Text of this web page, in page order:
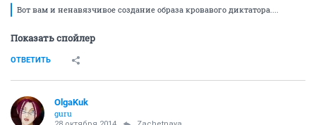
Вот вам и ненавязчивое создание образа кровавого диктатора....
Показать спойлер
ОТВЕТИТЬ
OlgaKuk
guru